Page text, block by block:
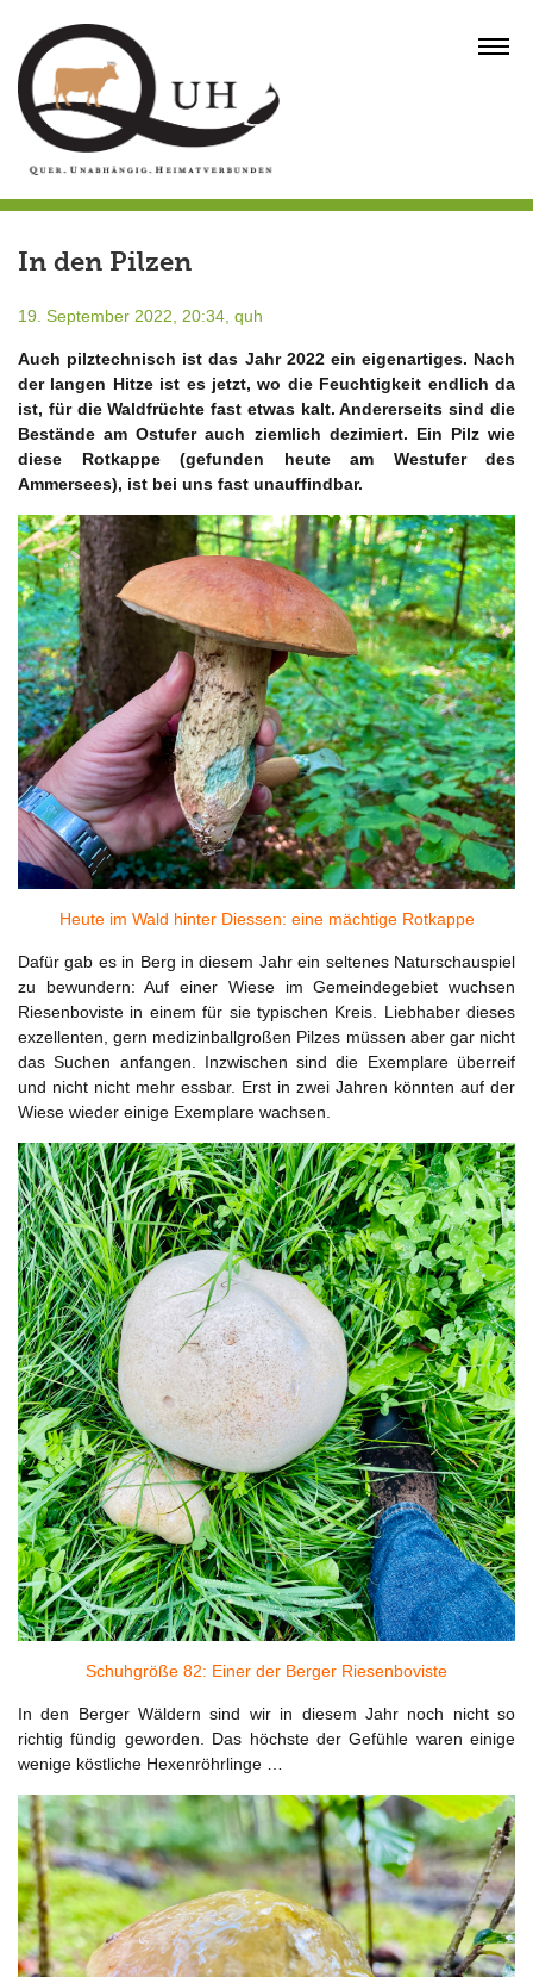
content
In den Pilzen
19. September 2022, 20:34, quh
Auch pilztechnisch ist das Jahr 2022 ein eigenartiges. Nach
der langen Hitze ist es jetzt, wo die Feuchtigkeit endlich da
ist, für die Waldfrüchte fast etwas kalt. Andererseits sind die
Bestände am Ostufer auch ziemlich dezimiert. Ein Pilz wie
diese Rotkappe (gefunden heute am Westufer des
Ammersees), ist bei uns fast unauffindbar.
Heute im Wald hinter Diessen: eine mächtige Rotkappe
Dafür gab es in Berg in diesem Jahr ein seltenes Naturschauspiel
zu bewundern: Auf einer Wiese im Gemeindegebiet wuchsen
Riesenboviste in einem für sie typischen Kreis. Liebhaber dieses
exzellenten, gern medizinballgroßen Pilzes müssen aber gar nicht
das Suchen anfangen. Inzwischen sind die Exemplare überreif
und nicht nicht mehr essbar. Erst in zwei Jahren könnten auf der
Wiese wieder einige Exemplare wachsen.
Schuhgröße 82: Einer der Berger Riesenboviste
In den Berger Wäldern sind wir in diesem Jahr noch nicht so
richtig fündig geworden. Das höchste der Gefühle waren einige
wenige köstliche Hexenröhrlinge …